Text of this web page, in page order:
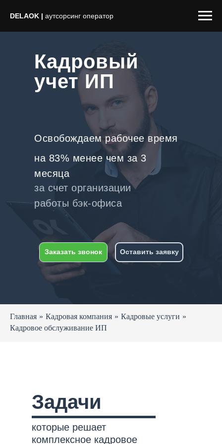
DELAOK | аутсорсинг оператор
Кадровый
учет ИП
Освобождаем рабочее время
Заказать звонок Оставить заявку
на 83% менее чем за 3
месяца
за счет организации
работы бэк-офиса
Главная » Кадровая компания » Кадровые услуги »
Кадровое обслуживание ИП
которые решает
комплексное кадровое
Задачи